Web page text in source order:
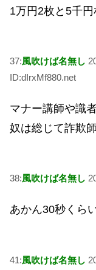
1万円2枚と5千
37:風吹けば名無し
ID:dIrxMf880.net
マナー講師や識
奴は総じて詐欺
38:風吹けば名無し
あかん30秒くら
41:風吹けば名無し